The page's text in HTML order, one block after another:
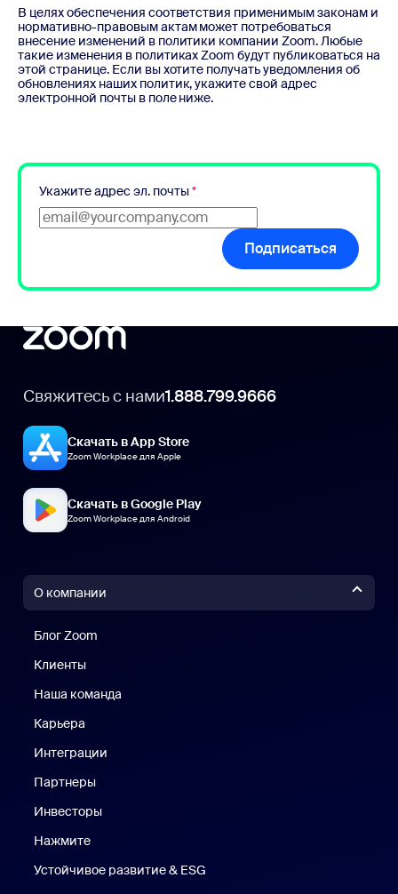
В целях обеспечения соответствия применимым законам и
нормативно-правовым актам может потребоваться
внесение изменений в политики компании Zoom. Любые
такие изменения в политиках Zoom будут публиковаться на
этой странице. Если вы хотите получать уведомления об
обновлениях наших политик, укажите свой адрес
электронной почты в поле ниже.
Укажите адрес эл. почты*
Подписаться
Свяжитесь с нами1.888.799.9666
Скачать в App Store
Zoom Workplace для Apple
Скачать в Google Play
Zoom Workplace для Android
О компании
Блог Zoom
Клиенты
Наша команда
Карьера
Интеграции
Партнеры
Инвесторы
Нажмите
Устойчивое развитие & ESG